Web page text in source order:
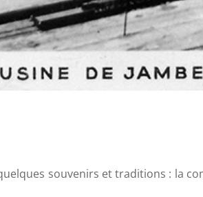
souvenirs et traditions : la